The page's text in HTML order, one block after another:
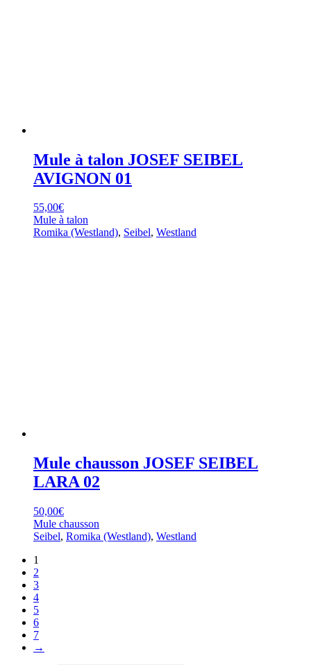
Mule à talon JOSEF SEIBEL
AVIGNON 01
55,00€
Mule à talon
Romika (Westland), Seibel, Westland
Mule chausson JOSEF SEIBEL
LARA 02
50,00€
Mule chausson
Seibel, Romika (Westland), Westland
1
2
3
4
5
6
7
→